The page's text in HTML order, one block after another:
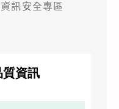
資訊安全專區